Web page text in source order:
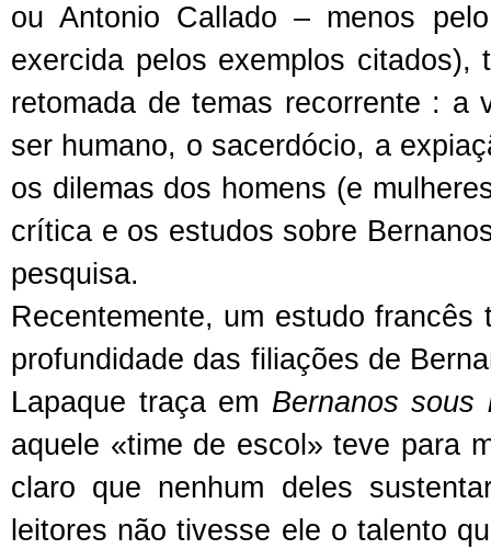
ou Antonio Callado – menos
exercida pelos exemplos
retomada de temas recorrente : a
ser humano, o sacerdócio, a
os dilemas dos homens (e
crítica e os estudos sobre
pesquisa.
Recentemente, um estudo
profundidade das filiações de
Lapaque traça em Bernanos sous
aquele «time de escol» teve para
claro que nenhum deles
leitores não tivesse ele o talento